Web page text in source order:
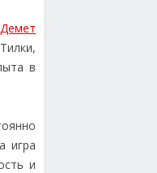
Демет
в
игра
и